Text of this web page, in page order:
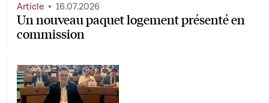
Un nouveau paquet logement présenté en
commission
Article 16.07.2026